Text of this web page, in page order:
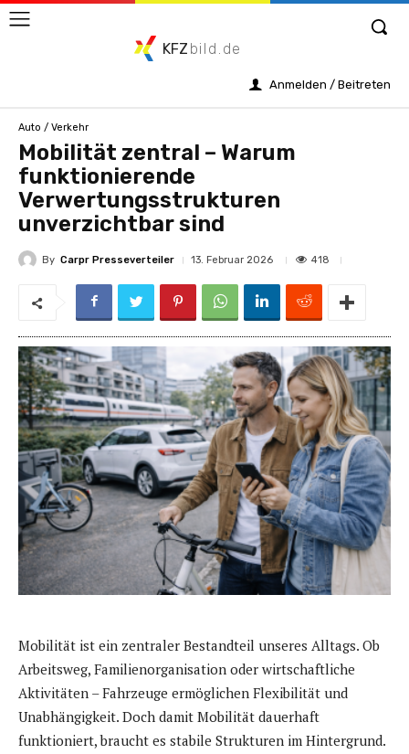
KFZ bild.de
Anmelden / Beitreten
Auto / Verkehr
Mobilität zentral – Warum
funktionierende
Verwertungsstrukturen
unverzichtbar sind
By Carpr Presseverteiler 13. Februar 2026 418
Mobilität ist ein zentraler Bestandteil unseres Alltags. Ob
Arbeitsweg, Familienorganisation oder wirtschaftliche
Aktivitäten – Fahrzeuge ermöglichen Flexibilität und
Unabhängigkeit. Doch damit Mobilität dauerhaft
funktioniert, braucht es stabile Strukturen im Hintergrund.